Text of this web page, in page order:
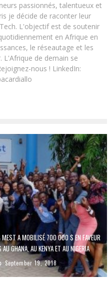
passionnés, talentueux et
je décide de raconter leur
L'objectif est de soutenir
en Afrique en
le réseautage et les
L'Afrique de demain se
nous ! LinkedIn:
MEST A MOBILISÉ 700 000 $ EN FAVEUR
GHANA, AU KENYA ET AU NIGERIA
September 19, 2018